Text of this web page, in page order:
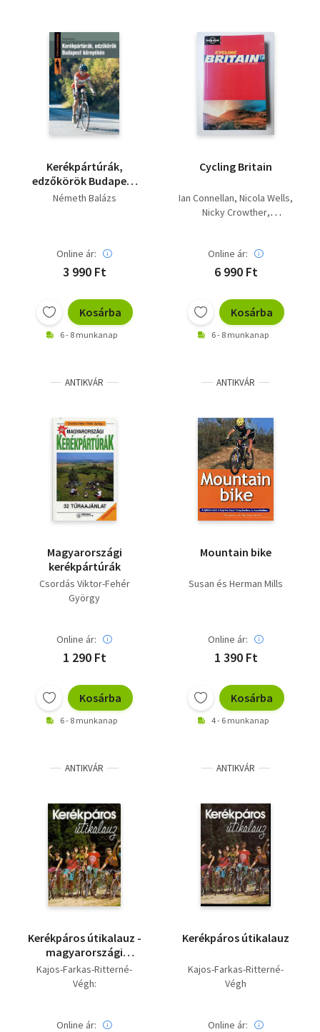
Kerékpártúrák,
edzőkörök Budapest
környékén
Németh Balázs
Online ár:
3 990 Ft
Kosárba
6 - 8 munkanap
Cycling Britain
Ian Connellan Nicola Wells
Nicky Crowther
Online ár:
6 990 Ft
Kosárba
6 - 8 munkanap
ANTIKVÁR
Magyarországi
kerékpártúrák
Csordás Viktor-Fehér
György
Online ár:
1 290 Ft
Kosárba
6 - 8 munkanap
ANTIKVÁR
Mountain bike
Susan és Herman Mills
Online ár:
1 390 Ft
Kosárba
4 - 6 munkanap
ANTIKVÁR
Kerékpáros útikalauz -
magyarországi
kerékpárutakkal
Kajos-Farkas-Ritterné-
Végh:
Online ár:
ANTIKVÁR
Kerékpáros útikalauz
Kajos-Farkas-Ritterné-
Végh
Online ár: